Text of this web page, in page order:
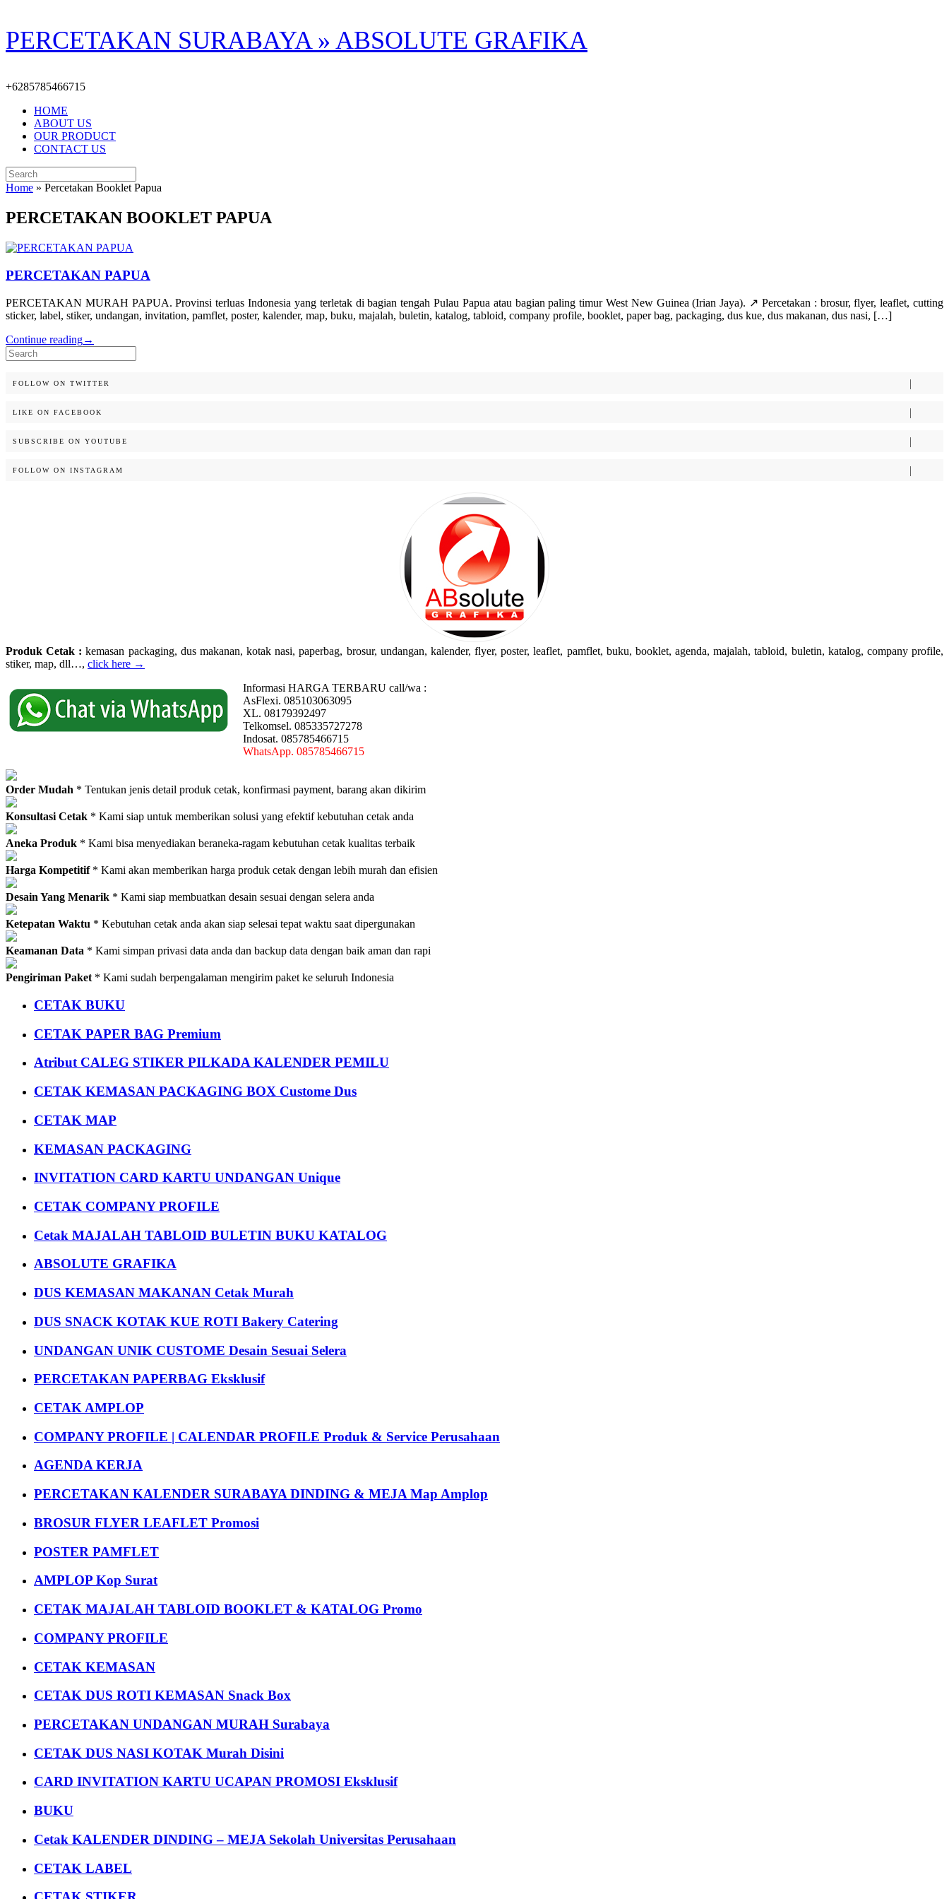
Skip
to
content
PERCETAKAN SURABAYA » ABSOLUTE GRAFIKA
+6285785466715
HOME
ABOUT US
OUR PRODUCT
CONTACT US
Search
for:
Home » Percetakan Booklet Papua
PERCETAKAN BOOKLET PAPUA
PERCETAKAN PAPUA
PERCETAKAN MURAH PAPUA. Provinsi terluas Indonesia yang terletak di bagian tengah Pulau Papua atau bagian paling timur West New Guinea (Irian Jaya). ↗️ Percetakan : brosur, flyer, leaflet, cutting
sticker, label, stiker, undangan, invitation, pamflet, poster, kalender, map, buku, majalah, buletin, katalog, tabloid, company profile, booklet, paper bag, packaging, dus kue, dus makanan, dus nasi, […]
Continue reading→
Search
for:
FOLLOW ON TWITTER
LIKE ON FACEBOOK
SUBSCRIBE ON YOUTUBE
FOLLOW ON INSTAGRAM
Produk Cetak : kemasan packaging, dus makanan, kotak nasi, paperbag, brosur, undangan, kalender, flyer, poster, leaflet, pamflet, buku, booklet, agenda, majalah, tabloid, buletin, katalog, company profile,
stiker, map, dll…, click here →
Informasi HARGA TERBARU call/wa :
AsFlexi. 085103063095
XL. 08179392497
Telkomsel. 085335727278
Indosat. 085785466715
WhatsApp. 085785466715
Order Mudah * Tentukan jenis detail produk cetak, konfirmasi payment, barang akan dikirim
Konsultasi Cetak * Kami siap untuk memberikan solusi yang efektif kebutuhan cetak anda
Aneka Produk * Kami bisa menyediakan beraneka-ragam kebutuhan cetak kualitas terbaik
Harga Kompetitif* Kami akan memberikan harga produk cetak dengan lebih murah dan efisien
Desain Yang Menarik * Kami siap membuatkan desain sesuai dengan selera anda
Ketepatan Waktu * Kebutuhan cetak anda akan siap selesai tepat waktu saat dipergunakan
Keamanan Data * Kami simpan privasi data anda dan backup data dengan baik aman dan rapi
Pengiriman Paket * Kami sudah berpengalaman mengirim paket ke seluruh Indonesia
CETAK BUKU
CETAK PAPER BAG Premium
Atribut CALEG STIKER PILKADA KALENDER PEMILU
CETAK KEMASAN PACKAGING BOX Custome Dus
CETAK MAP
KEMASAN PACKAGING
INVITATION CARD KARTU UNDANGAN Unique
CETAK COMPANY PROFILE
Cetak MAJALAH TABLOID BULETIN BUKU KATALOG
ABSOLUTE GRAFIKA
DUS KEMASAN MAKANAN Cetak Murah
DUS SNACK KOTAK KUE ROTI Bakery Catering
UNDANGAN UNIK CUSTOME Desain Sesuai Selera
PERCETAKAN PAPERBAG Eksklusif
CETAK AMPLOP
COMPANY PROFILE | CALENDAR PROFILE Produk & Service Perusahaan
AGENDA KERJA
PERCETAKAN KALENDER SURABAYA DINDING & MEJA Map Amplop
BROSUR FLYER LEAFLET Promosi
POSTER PAMFLET
AMPLOP Kop Surat
CETAK MAJALAH TABLOID BOOKLET & KATALOG Promo
COMPANY PROFILE
CETAK KEMASAN
CETAK DUS ROTI KEMASAN Snack Box
PERCETAKAN UNDANGAN MURAH Surabaya
CETAK DUS NASI KOTAK Murah Disini
CARD INVITATION KARTU UCAPAN PROMOSI Eksklusif
BUKU
Cetak KALENDER DINDING – MEJA Sekolah Universitas Perusahaan
CETAK LABEL